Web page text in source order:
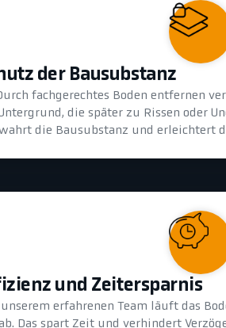
der Bausubstanz
fachgerechtes Boden entfernen
die später zu Rissen oder
die Bausubstanz und erleichtert
und Zeitersparnis
erfahrenen Team läuft das
Das spart Zeit und verhindert